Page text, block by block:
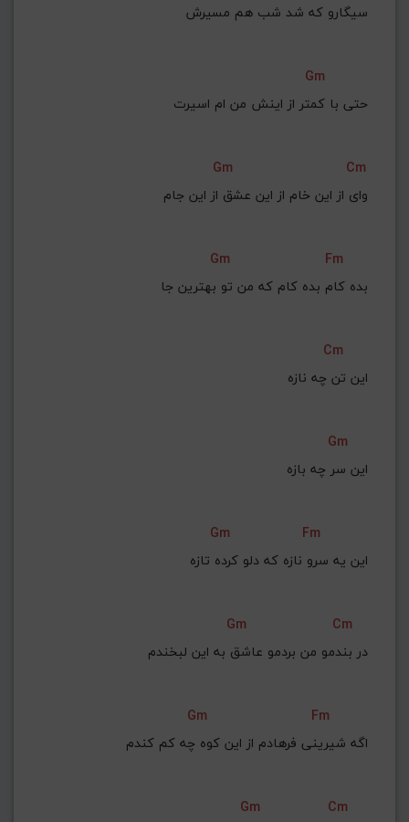
سیگارو که شد شب هم مسیرش
Gm
حتی با کمتر از اینش من ام اسیرت
Gm
Cm
وای از این خام از این عشق از این جام
Gm
Fm
بده کام بده کام که من تو بهترین جا
Cm
این تن چه نازه
Gm
این سر چه بازه
Gm
Fm
این یه سرو نازه که دلو کرده تازه
Gm
Cm
در بندمو من بردمو عاشق به این لبخندم
Gm
Fm
اگه شیرینی فرهادم از این کوه چه کم کندم
Gm Cm